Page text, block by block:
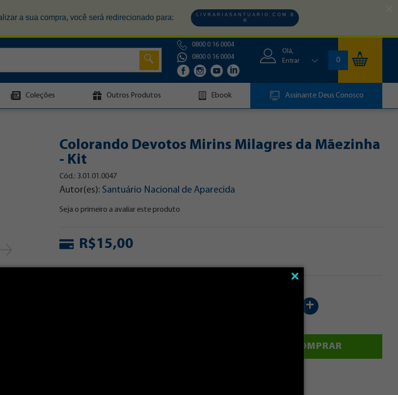
a sua compra, você será redirecionado para:
L I V R A R I A S A N T U A R I O . C O M . B
R
0800 0 16 0004
0800 0 16 0004
Olá,
Entrar
0
Coleções Outros Produtos Ebook Assinante Deus Conosco
Colorando Devotos Mirins Milagres da Mãezinha
- Kit
Cód.: 3.01.01.0047
Autor(es): Santuário Nacional de Aparecida
Seja o primeiro a avaliar este produto
R$15,00
+
COMPRAR